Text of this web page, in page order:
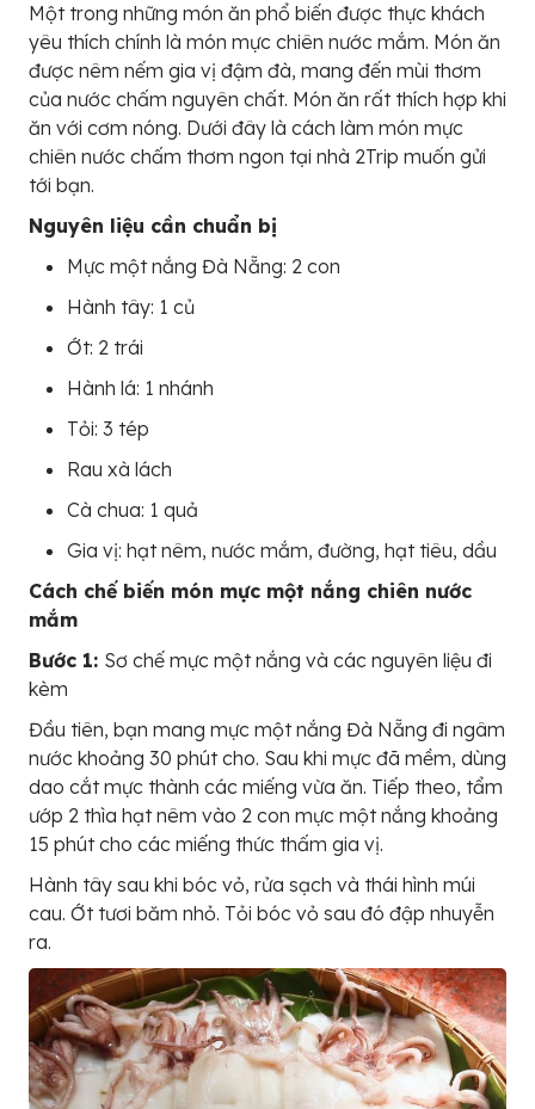
Một trong những món ăn phổ biến được thực khách
yêu thích chính là món mực chiên nước mắm. Món ăn
được nêm nếm gia vị đậm đà, mang đến mùi thơm
của nước chấm nguyên chất. Món ăn rất thích hợp khi
ăn với cơm nóng. Dưới đây là cách làm món mực
chiên nước chấm thơm ngon tại nhà 2Trip muốn gửi
tới bạn.
Nguyên liệu cần chuẩn bị
Mực một nắng Đà Nẵng: 2 con
Hành tây: 1 củ
Ớt: 2 trái
Hành lá: 1 nhánh
Tỏi: 3 tép
Rau xà lách
Cà chua: 1 quả
Gia vị: hạt nêm, nước mắm, đường, hạt tiêu, dầu
Cách chế biến món mực một nắng chiên nước
mắm
Bước 1: Sơ chế mực một nắng và các nguyên liệu đi
kèm
Đầu tiên, bạn mang mực một nắng Đà Nẵng đi ngâm
nước khoảng 30 phút cho. Sau khi mực đã mềm, dùng
dao cắt mực thành các miếng vừa ăn. Tiếp theo, tẩm
ướp 2 thìa hạt nêm vào 2 con mực một nắng khoảng
15 phút cho các miếng thức thấm gia vị.
Hành tây sau khi bóc vỏ, rửa sạch và thái hình múi
cau. Ớt tươi băm nhỏ. Tỏi bóc vỏ sau đó đập nhuyễn
ra.